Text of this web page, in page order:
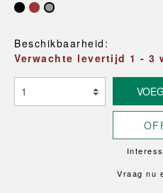
Beschikbaarheid:
Verwachte levertijd 1 - 3
Vraag nu